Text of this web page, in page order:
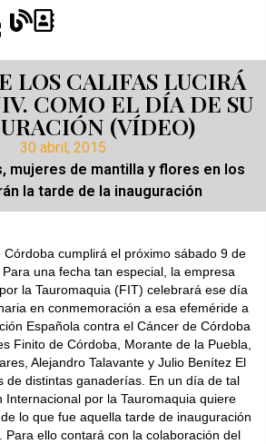
LOS CALIFAS LUCIRÁ
COMO EL DÍA DE SU
(VÍDEO)
30 abril, 2015
mujeres de mantilla y flores en los
la tarde de la inauguración
Córdoba cumplirá el próximo sábado 9 de
una fecha tan especial, la empresa
la Tauromaquia (FIT) celebrará ese día
en conmemoración a esa efeméride a
Española contra el Cáncer de Córdoba
Finito de Córdoba, Morante de la Puebla,
Alejandro Talavante y Julio Benítez El
de distintas ganaderías. En un día de tal
Internacional por la Tauromaquia quiere
lo que fue aquella tarde de inauguración
Para ello contará con la colaboración del